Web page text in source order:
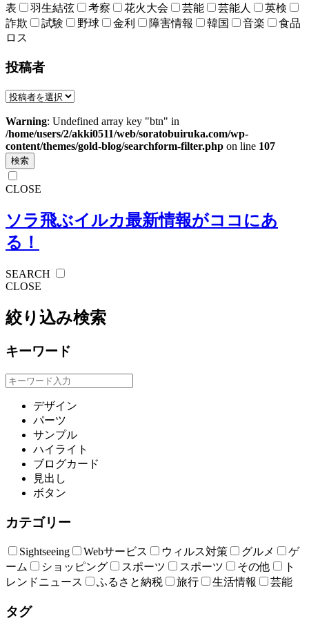
表
羽生結弦 考察 花火大会 芸能 芸能人
英検
詐欺
試験 野球 金利 障害情報 韓国 音楽
食品
ロス
投稿者
Warning: Undefined array key "btn" in
/home/users/2/akki0511/web/soratobuiruka.com/wp-
content/themes/gold-blog/searchform-filter.php on line 107
検索
CLOSE
ソラ飛ぶイルカ最新情報がココにあ
る！
SEARCH
CLOSE
絞り込み検索
キーワード
デザイン
パーツ
サンプル
ハイライト
ブログカード
見出し
ボタン
カテゴリー
Sightseeing Webサービス ウィルス対策 グルメ
ゲ
ーム
ショッピング スポーツ スポーツ その他
ト
レンドニュース
ふるさと納税 旅行 生活情報 芸能
タグ